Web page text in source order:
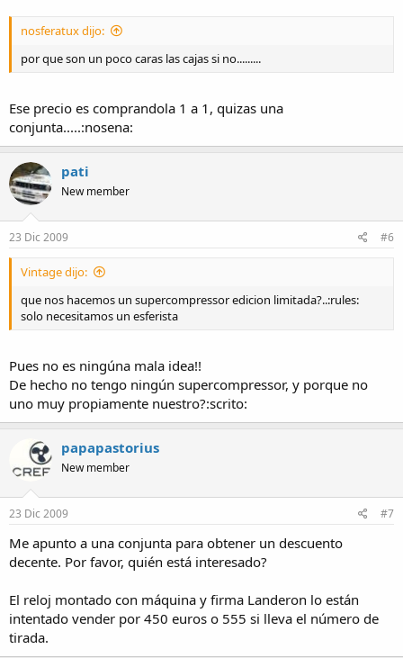
nosferatux dijo:
por que son un poco caras las cajas si no.........
Ese precio es comprandola 1 a 1, quizas una
conjunta.....:nosena:
pati
New member
23 Dic 2009 #6
Vintage dijo:
que nos hacemos un supercompressor edicion limitada?..:rules:
solo necesitamos un esferista
Pues no es ningúna mala idea!!
De hecho no tengo ningún supercompressor, y porque no
uno muy propiamente nuestro?:scrito:
papapastorius
New member
23 Dic 2009 #7
Me apunto a una conjunta para obtener un descuento
decente. Por favor, quién está interesado?
El reloj montado con máquina y firma Landeron lo están
intentado vender por 450 euros o 555 si lleva el número de
tirada.